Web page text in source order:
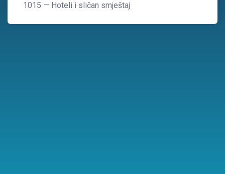
1015 — Hoteli i sličan smještaj